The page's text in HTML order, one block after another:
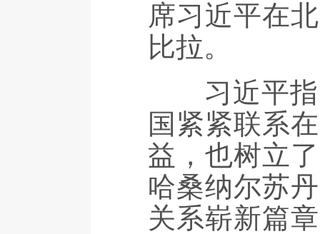
席习近平在
比拉。
习近平指
国紧紧联系
益，也树立
哈桑纳尔苏
关系崭新篇